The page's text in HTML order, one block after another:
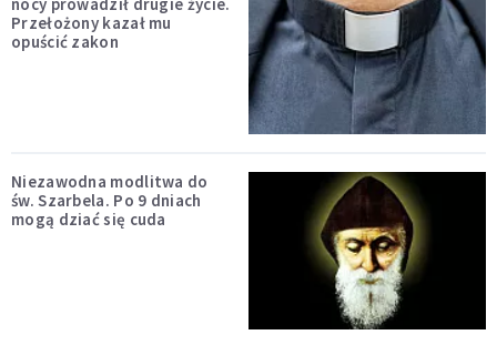
Przełożony kazał mu
opuścić zakon
Niezawodna modlitwa do
św. Szarbela. Po 9 dniach
mogą dziać się cuda